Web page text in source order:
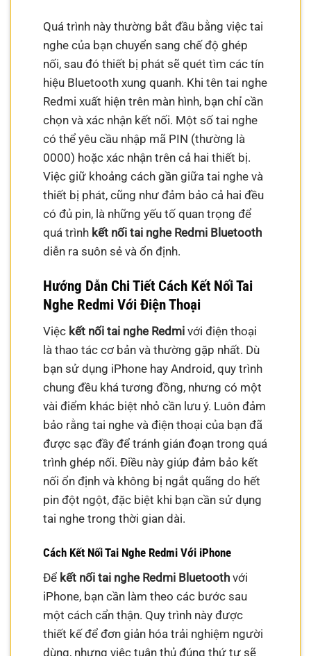
Quá trình này thường bắt đầu bằng việc tai
nghe của bạn chuyển sang chế độ ghép
nối, sau đó thiết bị phát sẽ quét tìm các tín
hiệu Bluetooth xung quanh. Khi tên tai nghe
Redmi xuất hiện trên màn hình, bạn chỉ cần
chọn và xác nhận kết nối. Một số tai nghe
có thể yêu cầu nhập mã PIN (thường là
0000) hoặc xác nhận trên cả hai thiết bị.
Việc giữ khoảng cách gần giữa tai nghe và
thiết bị phát, cũng như đảm bảo cả hai đều
có đủ pin, là những yếu tố quan trọng để
quá trình kết nối tai nghe Redmi Bluetooth
diễn ra suôn sẻ và ổn định.
Hướng Dẫn Chi Tiết Cách Kết Nối Tai
Nghe Redmi Với Điện Thoại
Việc kết nối tai nghe Redmi với điện thoại
là thao tác cơ bản và thường gặp nhất. Dù
bạn sử dụng iPhone hay Android, quy trình
chung đều khá tương đồng, nhưng có một
vài điểm khác biệt nhỏ cần lưu ý. Luôn đảm
bảo rằng tai nghe và điện thoại của bạn đã
được sạc đầy để tránh gián đoạn trong quá
trình ghép nối. Điều này giúp đảm bảo kết
nối ổn định và không bị ngắt quãng do hết
pin đột ngột, đặc biệt khi bạn cần sử dụng
tai nghe trong thời gian dài.
Cách Kết Nối Tai Nghe Redmi Với iPhone
Để kết nối tai nghe Redmi Bluetooth với
iPhone, bạn cần làm theo các bước sau
một cách cẩn thận. Quy trình này được
thiết kế để đơn giản hóa trải nghiệm người
dùng, nhưng việc tuân thủ đúng thứ tự sẽ